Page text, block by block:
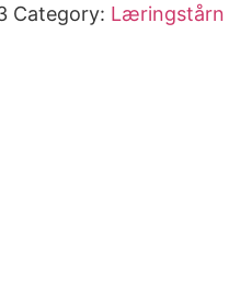
Category: Læringstårn